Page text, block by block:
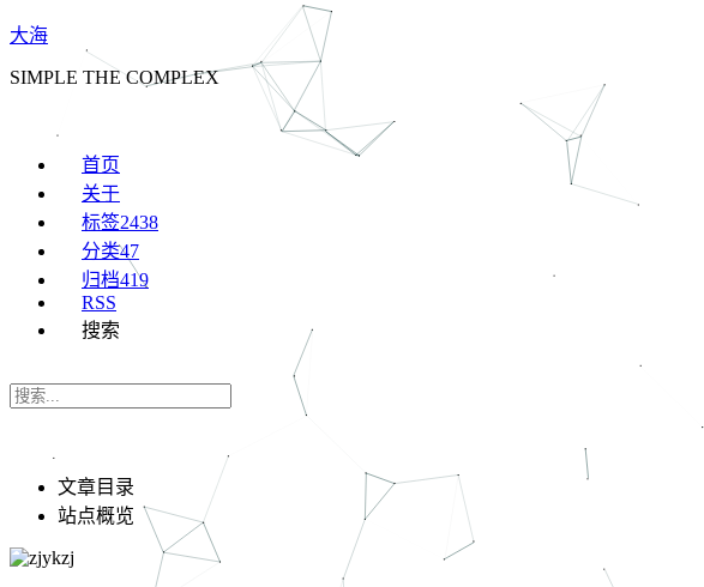
大海
SIMPLE THE COMPLEX
首页
关于
标签2438
分类47
归档419
RSS
搜索
文章目录
站点概览